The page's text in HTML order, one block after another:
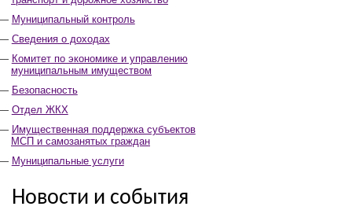
Муниципальный контроль
Сведения о доходах
Комитет по экономике и управлению
муниципальным имуществом
Безопасность
Отдел ЖКХ
Имущественная поддержка субъектов
МСП и самозанятых граждан
Муниципальные услуги
Новости и события